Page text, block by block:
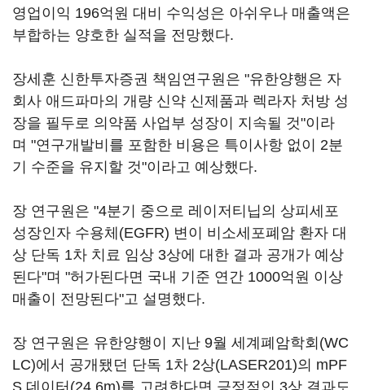
영업이익 196억원 대비 수익성은 아쉬우나 매출액은
부합하는 양호한 실적을 전망했다.
장세훈 신한투자증권 책임연구원은 "유한양행은 자
회사 애드파마의 개량 신약 신제품과 렉라자 처방 성
장을 필두로 의약품 사업부 성장이 지속될 것"이라
며 "연구개발비를 포함한 비용은 특이사항 없이 2분
기 수준을 유지할 것"이라고 예상했다.
장 연구원은 "4분기 중으로 레이저티닙의 상피세포
성장인자 수용체(EGFR) 변이 비소세포폐암 환자 대
상 단독 1차 치료 임상 3상에 대한 결과 공개가 예상
된다"며 "허가된다면 국내 기준 연간 1000억원 이상
매출이 전망된다"고 설명했다.
장 연구원은 유한양행이 지난 9월 세계폐암학회(WC
LC)에서 공개됐던 단독 1차 2상(LASER201)의 mPF
S 데이터(24.6m)를 고려한다면 긍정적인 3상 결과도